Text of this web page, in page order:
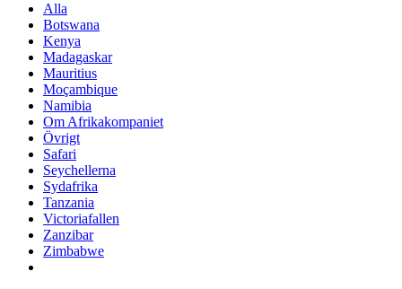
Alla
Botswana
Kenya
Madagaskar
Mauritius
Moçambique
Namibia
Om Afrikakompaniet
Övrigt
Safari
Seychellerna
Sydafrika
Tanzania
Victoriafallen
Zanzibar
Zimbabwe